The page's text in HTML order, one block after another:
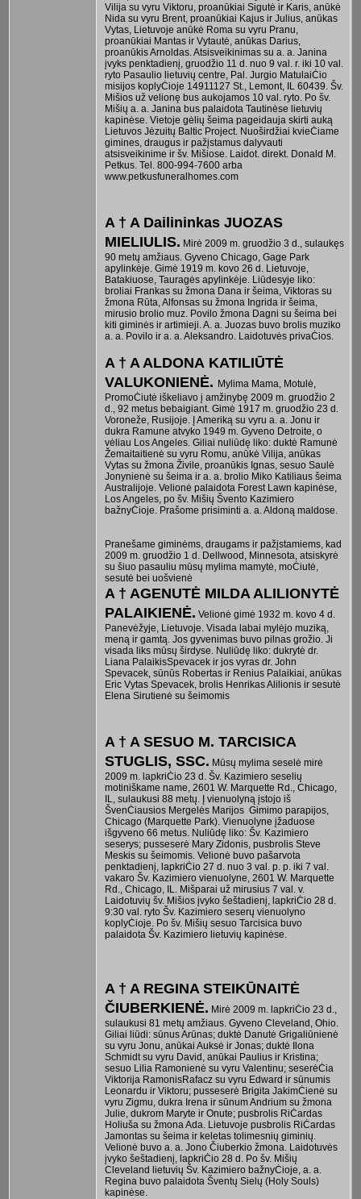
Vilija su vyru Viktoru, proanūkiai Sigutė ir Karis, anūkė
Nida su vyru Brent, proanūkiai Kajus ir Julius, anūkas
Vytas, Lietuvoje anūkė Roma su vyru Pranu,
proanūkiai Mantas ir Vytautė, anūkas Darius,
proanūkis Arnoldas. Atsisveikinimas su a. a. Janina
įvyks penktadienį, gruodžio 11 d. nuo 9 val. r. iki 10 val.
ryto Pasaulio lietuvių centre, Pal. Jurgio MatulaiĊio
misijos koplyĊioje 14911127 St., Lemont, IL 60439. Šv.
Mišios už velionę bus aukojamos 10 val. ryto. Po šv.
Mišių a. a. Janina bus palaidota Tautinėse lietuvių
kapinėse. Vietoje gėlių šeima pageidauja skirti auką
Lietuvos Jėzuitų Baltic Project. Nuoširdžiai kvieĊiame
gimines, draugus ir pažįstamus dalyvauti
atsisveikinime ir šv. Mišiose. Laidot. direkt. Donald M.
Petkus. Tel. 800-994-7600 arba
www.petkusfuneralhomes.com
A † A Dailininkas JUOZAS
MIELIULIS. Mirė 2009 m. gruodžio 3 d., sulaukęs
90 metų amžiaus. Gyveno Chicago, Gage Park
apylinkėje. Gimė 1919 m. kovo 26 d. Lietuvoje,
Batakiuose, Tauragės apylinkėje. Liūdesyje liko:
broliai Frankas su žmona Dana ir šeima, Viktoras su
žmona Rūta, Alfonsas su žmona Ingrida ir šeima,
mirusio brolio muz. Povilo žmona Dagni su šeima bei
kiti giminės ir artimieji. A. a. Juozas buvo brolis muziko
a. a. Povilo ir a. a. Aleksandro. Laidotuvės privaĊios.
A † A ALDONA KATILIŪTĖ
VALUKONIENĖ. Mylima Mama, Motulė,
PromoĊiutė iškeliavo į amžinybę 2009 m. gruodžio 2
d., 92 metus bebaigiant. Gimė 1917 m. gruodžio 23 d.
Voroneže, Rusijoje. Į Ameriką su vyru a. a. Jonu ir
dukra Ramune atvyko 1949 m. Gyveno Detroite, o
vėliau Los Angeles. Giliai nuliūdę liko: duktė Ramunė
Žemaitaitienė su vyru Romu, anūkė Vilija, anūkas
Vytas su žmona Živile, proanūkis Ignas, sesuo Saulė
Jonynienė su šeima ir a. a. brolio Miko Katiliaus šeima
Australijoje. Velionė palaidota Forest Lawn kapinėse,
Los Angeles, po šv. Mišių Švento Kazimiero
bažnyĊioje. Prašome prisiminti a. a. Aldoną maldose.
Pranešame giminėms, draugams ir pažįstamiems, kad
2009 m. gruodžio 1 d. Dellwood, Minnesota, atsiskyrė
su šiuo pasauliu mūsų mylima mamytė, moĊiutė,
sesutė bei uošvienė
A † AGENUTĖ MILDA ALILIONYTĖ
PALAIKIENĖ. Velionė gimė 1932 m. kovo 4 d.
Panevėžyje, Lietuvoje. Visada labai mylėjo muziką,
meną ir gamtą. Jos gyvenimas buvo pilnas grožio. Ji
visada liks mūsų širdyse. Nuliūdę liko: dukrytė dr.
Liana PalaikisSpevacek ir jos vyras dr. John
Spevacek, sūnūs Robertas ir Renius Palaikiai, anūkas
Eric Vytas Spevacek, brolis Henrikas Alilionis ir sesutė
Elena Sirutienė su šeimomis
A † A SESUO M. TARCISICA
STUGLIS, SSC. Mūsų mylima seselė mirė
2009 m. lapkriĊio 23 d. Šv. Kazimiero seselių
motiniškame name, 2601 W. Marquette Rd., Chicago,
IL, sulaukusi 88 metų. Į vienuolyną įstojo iš
ŠvenĊiausios Mergelės Marijos Gimimo parapijos,
Chicago (Marquette Park). Vienuolyne įžaduose
išgyveno 66 metus. Nuliūdę liko: Šv. Kazimiero
seserys; pusseserė Mary Zidonis, pusbrolis Steve
Meskis su šeimomis. Velionė buvo pašarvota
penktadienį, lapkriĊio 27 d. nuo 3 val. p. p. iki 7 val.
vakaro Šv. Kazimiero vienuolyne, 2601 W. Marquette
Rd., Chicago, IL. Mišparai už mirusius 7 val. v.
Laidotuvių šv. Mišios įvyko šeštadienį, lapkriĊio 28 d.
9:30 val. ryto Šv. Kazimiero seserų vienuolyno
koplyĊioje. Po šv. Mišių sesuo Tarcisica buvo
palaidota Šv. Kazimiero lietuvių kapinėse.
A † A REGINA STEIKŪNAITĖ
ČIUBERKIENĖ. Mirė 2009 m. lapkriĊio 23 d.,
sulaukusi 81 metų amžiaus. Gyveno Cleveland, Ohio.
Giliai liūdi: sūnus Arūnas; duktė Danutė Grigaliūnienė
su vyru Jonu, anūkai Auksė ir Jonas; duktė Ilona
Schmidt su vyru David, anūkai Paulius ir Kristina;
sesuo Lilia Ramonienė su vyru Valentinu; seserėĊia
Viktorija RamonisRafacz su vyru Edward ir sūnumis
Leonardu ir Viktoru; pusseserė Brigita JakimĊienė su
vyru Zigmu, dukra Irena ir sūnum Andrium su žmona
Julie, dukrom Maryte ir Onute; pusbrolis RiĊardas
Holiuša su žmona Ada. Lietuvoje pusbrolis RiĊardas
Jamontas su šeima ir keletas tolimesnių giminių.
Velionė buvo a. a. Jono Čiuberkio žmona. Laidotuvės
įvyko šeštadienį, lapkriĊio 28 d. Po šv. Mišių
Cleveland lietuvių Šv. Kazimiero bažnyĊioje, a. a.
Regina buvo palaidota Šventų Sielų (Holy Souls)
kapinėse.